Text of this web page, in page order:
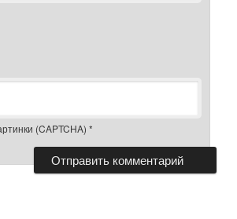
(CAPTCHA) *